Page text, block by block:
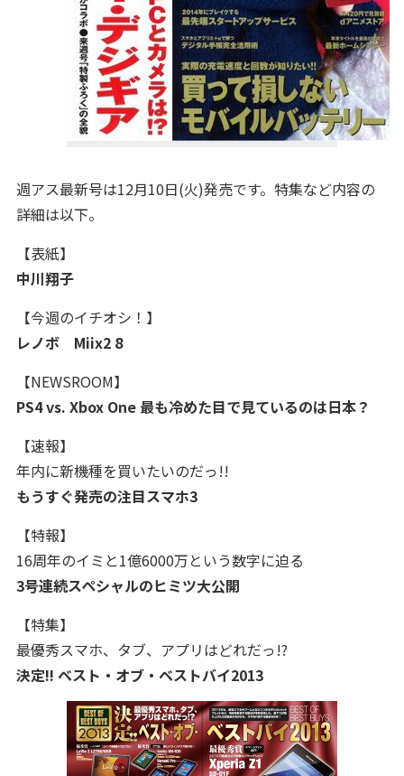
週アス最新号は12月10日(火)発売です。特集など内容の
詳細は以下。
【表紙】
中川翔子
【今週のイチオシ！】
レノボ Miix2 8
【NEWSROOM】
PS4 vs. Xbox One 最も冷めた目で見ているのは日本？
【速報】
年内に新機種を買いたいのだっ!!
もうすぐ発売の注目スマホ3
【特報】
16周年のイミと1億6000万という数字に迫る
3号連続スペシャルのヒミツ大公開
【特集】
最優秀スマホ、タブ、アプリはどれだっ!?
決定!! ベスト・オブ・ベストバイ2013